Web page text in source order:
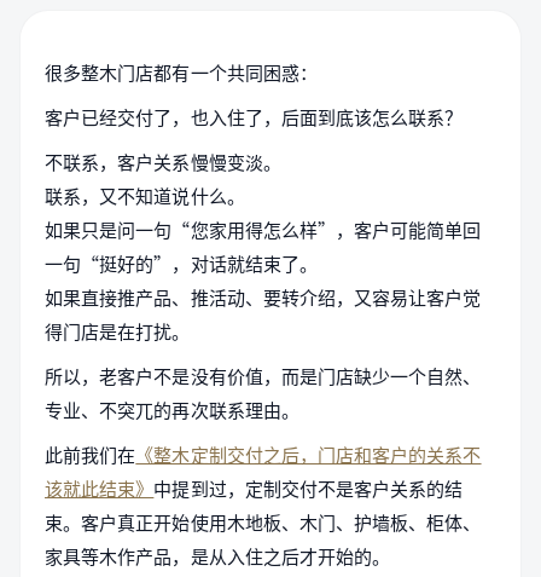
很多整木门店都有一个共同困惑：
客户已经交付了，也入住了，后面到底该怎么联系？
不联系，客户关系慢慢变淡。
联系，又不知道说什么。
如果只是问一句“您家用得怎么样”，客户可能简单回
一句“挺好的”，对话就结束了。
如果直接推产品、推活动、要转介绍，又容易让客户觉
得门店是在打扰。
所以，老客户不是没有价值，而是门店缺少一个自然、
专业、不突兀的再次联系理由。
此前我们在 《整木定制交付之后，门店和客户的关系不
该就此结束》 中提到过，定制交付不是客户关系的结
束。客户真正开始使用木地板、木门、护墙板、柜体、
家具等木作产品，是从入住之后才开始的。